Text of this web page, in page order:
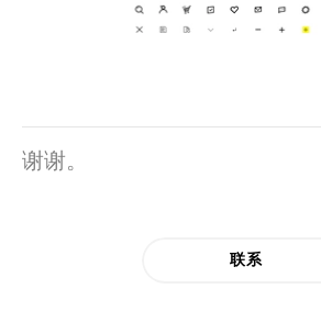
谢谢。
联系